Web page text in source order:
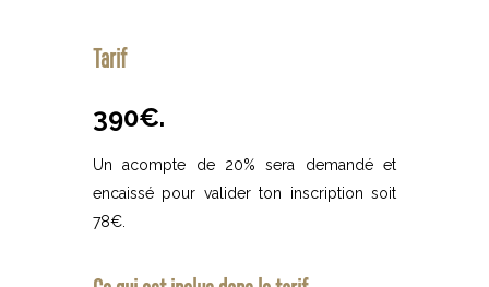
Tarif
390€.
Un acompte de 20% sera demandé et
encaissé pour valider ton inscription soit
78€.